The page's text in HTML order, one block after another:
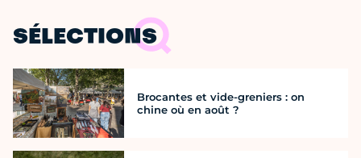
SÉLECTIONS
Brocantes et vide-greniers : on
chine où en août ?